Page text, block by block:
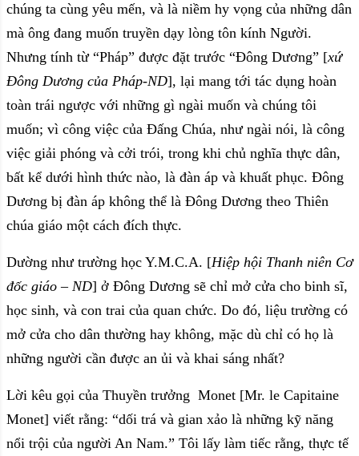
chúng ta cùng yêu mến, và là niềm hy vọng của những dân
mà ông đang muốn truyền dạy lòng tôn kính Người.
Nhưng tính từ “Pháp” được đặt trước “Đông Dương” [xứ
Đông Dương của Pháp-ND], lại mang tới tác dụng hoàn
toàn trái ngược với những gì ngài muốn và chúng tôi
muốn; vì công việc của Đấng Chúa, như ngài nói, là công
việc giải phóng và cởi trói, trong khi chủ nghĩa thực dân,
bất kể dưới hình thức nào, là đàn áp và khuất phục. Đông
Dương bị đàn áp không thể là Đông Dương theo Thiên
chúa giáo một cách đích thực.
Dường như trường học Y.M.C.A. [Hiệp hội Thanh niên Cơ
đốc giáo – ND] ở Đông Dương sẽ chỉ mở cửa cho binh sĩ,
học sinh, và con trai của quan chức. Do đó, liệu trường có
mở cửa cho dân thường hay không, mặc dù chỉ có họ là
những người cần được an ủi và khai sáng nhất?
Lời kêu gọi của Thuyền trưởng Monet [Mr. le Capitaine
Monet] viết rằng: “dối trá và gian xảo là những kỹ năng
nổi trội của người An Nam.” Tôi lấy làm tiếc rằng, thực tế